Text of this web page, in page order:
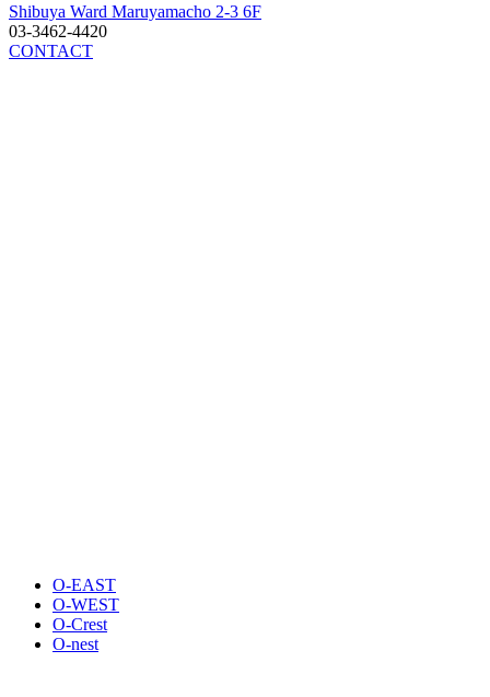
Shibuya Ward Maruyamacho 2-3 6F
03-3462-4420
CONTACT
O-EAST
O-WEST
O-Crest
O-nest